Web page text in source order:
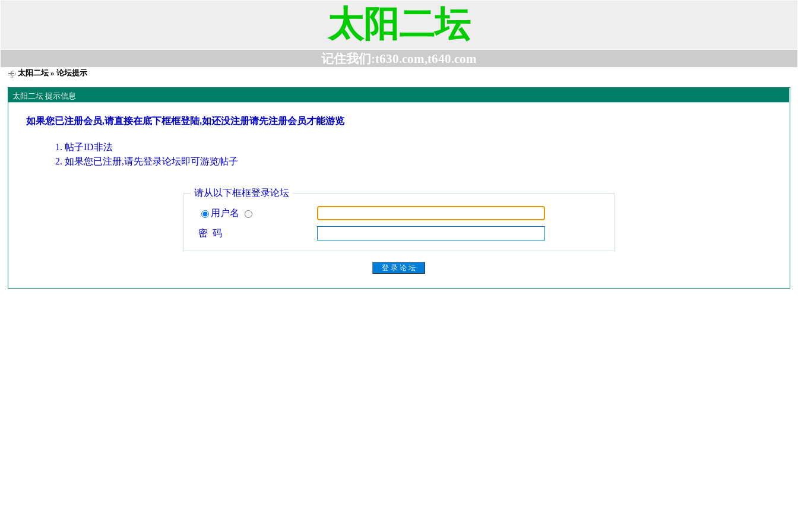
太阳二坛
记住我们:t630.com,t640.com
太阳二坛» 论坛提示
太阳二坛 提示信息
如果您已注册会员,请直接在底下框框登陆,如还没注册请先注册会员才能游览
帖子ID非法
如果您已注册,请先登录论坛即可游览帖子
请从以下框框登录论坛
用户名
密 码